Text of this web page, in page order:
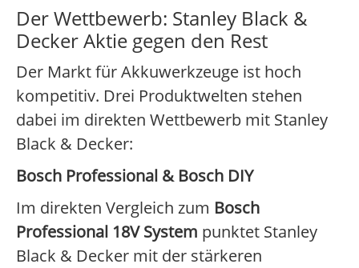
Der Wettbewerb: Stanley Black &
Decker Aktie gegen den Rest
Der Markt für Akkuwerkzeuge ist hoch
kompetitiv. Drei Produktwelten stehen
dabei im direkten Wettbewerb mit Stanley
Black & Decker:
Bosch Professional & Bosch DIY
Im direkten Vergleich zum Bosch
Professional 18V System punktet Stanley
Black & Decker mit der stärkeren